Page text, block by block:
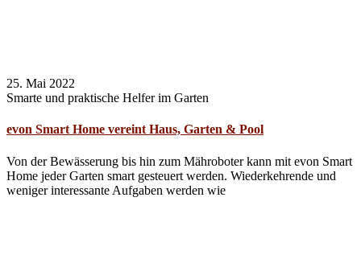
25. Mai 2022
Smarte und praktische Helfer im Garten
evon Smart Home vereint Haus, Garten & Pool
Von der Bewässerung bis hin zum Mähroboter kann mit evon Smart
Home jeder Garten smart gesteuert werden. Wiederkehrende und
weniger interessante Aufgaben werden wie